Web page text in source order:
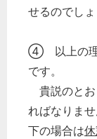
せるのでしょ
④ 以上の理
です。
貴説のとお
ればなりま
下の場合は